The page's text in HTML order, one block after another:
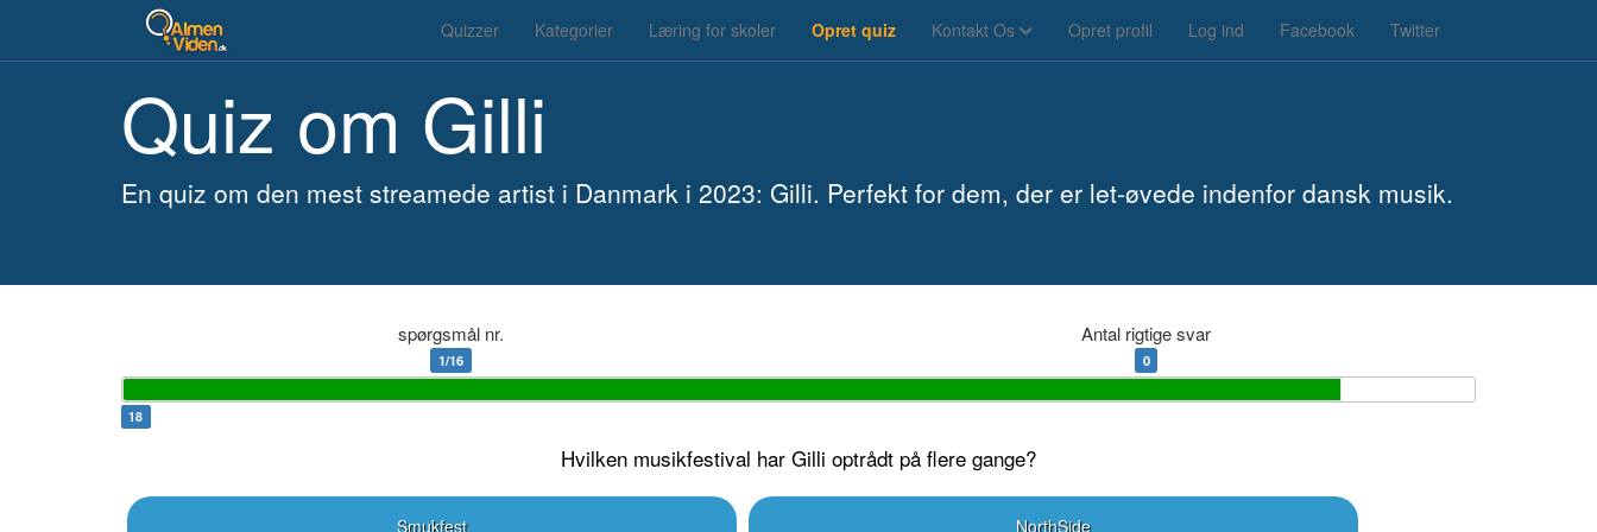
Quizzer Kategorier Læring for skoler Opret quiz Kontakt Os Opret profil Log ind Facebook Twitter
Quiz om Gilli
En quiz om den mest streamede artist i Danmark i 2023: Gilli. Perfekt for dem, der er let-øvede indenfor dansk musik.
spørgsmål nr.
1/16
Antal rigtige svar
0
17
Hvilken musikfestival har Gilli optrådt på flere gange?
Smukfest NorthSide